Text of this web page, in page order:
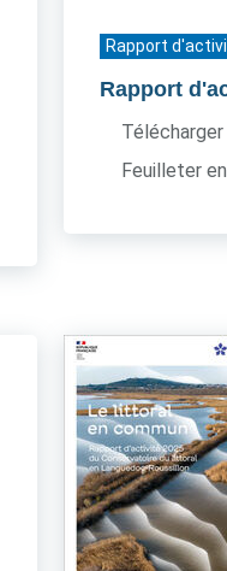
Rapport
Rapport
Feuilleter